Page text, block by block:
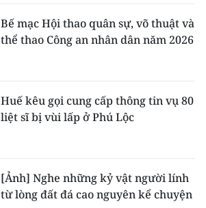
Bế mạc Hội thao quân sự, võ thuật và
thể thao Công an nhân dân năm 2026
Huế kêu gọi cung cấp thông tin vụ 80
liệt sĩ bị vùi lấp ở Phú Lộc
[Ảnh] Nghe những kỷ vật người lính
từ lòng đất đá cao nguyên kể chuyện